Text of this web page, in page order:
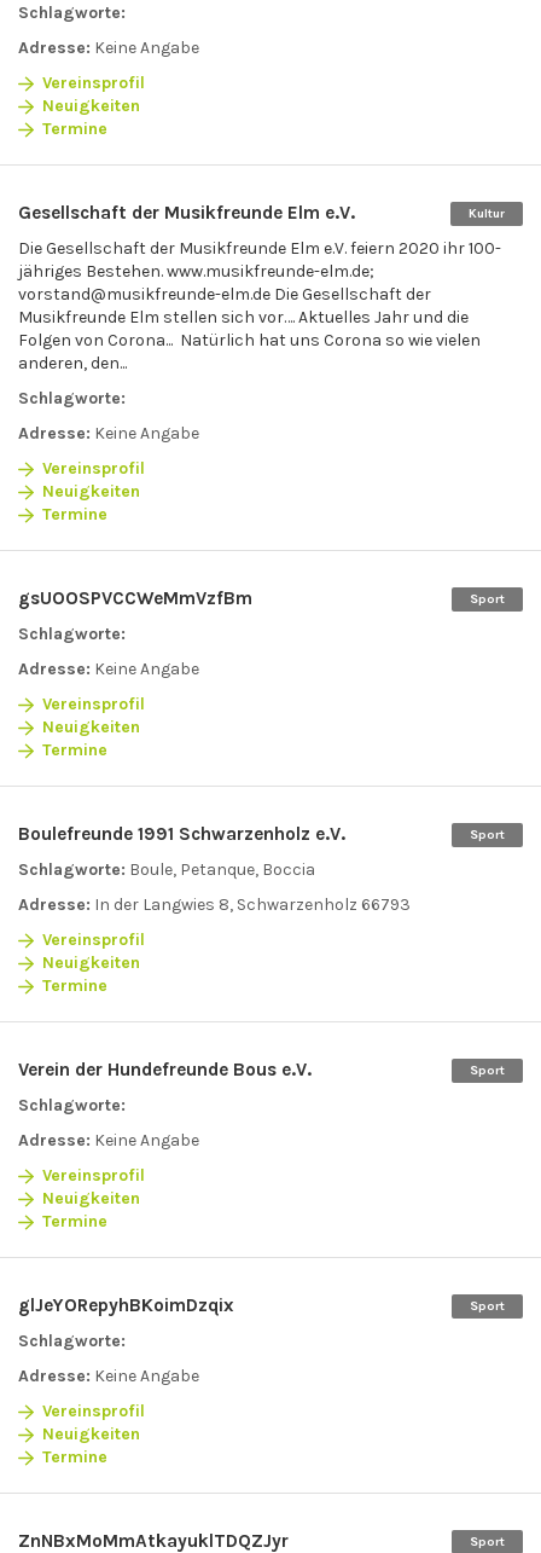
Schlagworte:
Adresse: Keine Angabe
Vereinsprofil
Neuigkeiten
Termine
Kultur
Gesellschaft der Musikfreunde Elm e.V.
Die Gesellschaft der Musikfreunde Elm e.V. feiern 2020 ihr 100-
jähriges Bestehen. www.musikfreunde-elm.de;
vorstand@musikfreunde-elm.de Die Gesellschaft der
Musikfreunde Elm stellen sich vor…. Aktuelles Jahr und die
Folgen von Corona... Natürlich hat uns Corona so wie vielen
anderen, den...
Schlagworte:
Adresse: Keine Angabe
Vereinsprofil
Neuigkeiten
Termine
Sport
gsUOOSPVCCWeMmVzfBm
Schlagworte:
Adresse: Keine Angabe
Vereinsprofil
Neuigkeiten
Termine
Sport
Boulefreunde 1991 Schwarzenholz e.V.
Schlagworte: Boule, Petanque, Boccia
Adresse: In der Langwies 8, Schwarzenholz 66793
Vereinsprofil
Neuigkeiten
Termine
Sport
Verein der Hundefreunde Bous e.V.
Schlagworte:
Adresse: Keine Angabe
Vereinsprofil
Neuigkeiten
Termine
Sport
glJeYORepyhBKoimDzqix
Schlagworte:
Adresse: Keine Angabe
Vereinsprofil
Neuigkeiten
Termine
Sport
ZnNBxMoMmAtkayuklTDQZJyr